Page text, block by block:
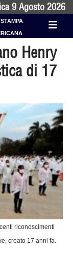
9 Agosto 2026
Henry
di 17
riconoscimenti
creato 17 anni fa.